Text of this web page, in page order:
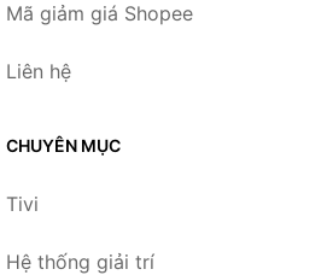
Mã giảm giá Shopee
Liên hệ
CHUYÊN MỤC
Tivi
Hệ thống giải trí